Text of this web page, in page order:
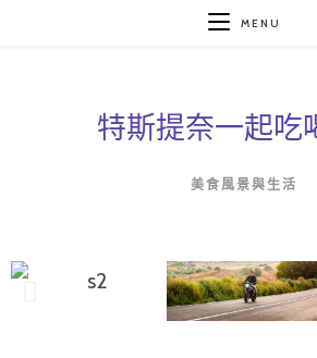
MENU
特斯提奈一起吃
美食風景與生活